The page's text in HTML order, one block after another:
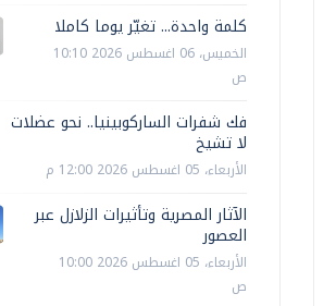
كلمة واحدة... تغيّر يوما كاملا
الخميس، 06 اغسطس 2026 10:10
ص
فك شفرات الساركوبينيا.. نحو عضلات
لا تشيخ
الأربعاء، 05 اغسطس 2026 12:00 م
الآثار المصرية وتأثيرات الزلازل عبر
العصور
الأربعاء، 05 اغسطس 2026 10:00
ص